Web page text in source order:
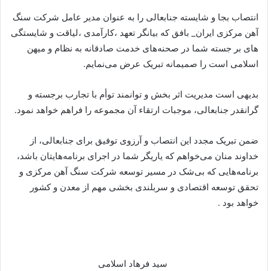
انتصاب بجا و شایسته جنابعالی را به عنوان مدیر عامل شرکت سنگ
آهن مرکزی ایران_ بافق که بیانگر تعهد ،کارآمدی ،لیاقت و شایستگی‌
های بر جسته شما در صحنه‌های خدمت صادقانه به نظام و میهن
اسلامی است را صمیمانه تبریک عرض می‌نمایم.
بدیهی است مدیریت اثر بخش و توانمند توأم با تجارب برجسته و
گرانقدر جنابعالی، موجبات ارتقاء آن مجموعه را فراهم خواهد نمود.
ضمن تبریک مجدد این انتصاب و آرزوی توفیق برای جنابعالی، از
خداوند منان می‌خواهم که یاریگر شما در اجرای برنامه‌هایتان باشد،
برنامه‌هایی که بی‌شک در مسیر توسعه شرکت سنگ آهن مرکزی و
تحقق توسعه اقتصادی و سربلندی بخشی مهم از معدن و کشور
خواهد بود .
سید فرهاد اسلامی